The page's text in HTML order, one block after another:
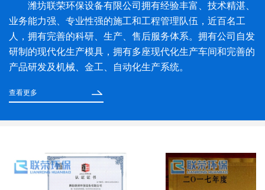
潍坊联荣环保设备有限公司拥有经验丰富、技术精湛、
业务能力强、专业性强的施工和工程管理队伍，近百名工
人，拥有完善的科研、生产、售后服务体系。拥有公司自发
研制的现代化生产模具，拥有多座现代化生产车间和完善的
产品研发及机械、金工、自动化生产系统。
查看更多